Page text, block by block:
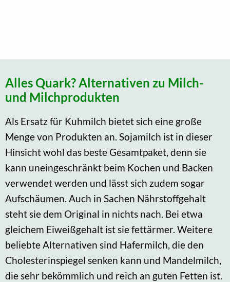
Alles Quark? Alternativen zu Milch-
und Milchprodukten
Als Ersatz für Kuhmilch bietet sich eine große
Menge von Produkten an. Sojamilch ist in dieser
Hinsicht wohl das beste Gesamtpaket, denn sie
kann uneingeschränkt beim Kochen und Backen
verwendet werden und lässt sich zudem sogar
Aufschäumen. Auch in Sachen Nährstoffgehalt
steht sie dem Original in nichts nach. Bei etwa
gleichem Eiweißgehalt ist sie fettärmer. Weitere
beliebte Alternativen sind Hafermilch, die den
Cholesterinspiegel senken kann und Mandelmilch,
die sehr bekömmlich und reich an guten Fetten ist.